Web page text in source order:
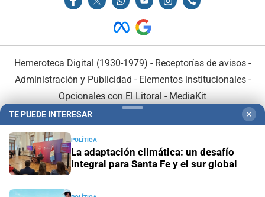
Hemeroteca Digital (1930-1979) - Receptorías de avisos -
Administración y Publicidad - Elementos institucionales-
Opcionales con El Litoral - MediaKit
TE PUEDE INTERESAR ✕
POLÍTICA
La adaptación climática: un desafío
integral para Santa Fe y el sur global